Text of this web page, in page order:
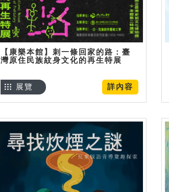
【康樂本館】刺一條回家的路：臺
灣原住民族紋身文化的再生特展
詳內容
展覽